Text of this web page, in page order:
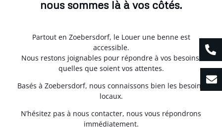
nous sommes là à vos côtés.
Partout en Zoebersdorf, le Louer une benne est
accessible.
Nous restons joignables pour répondre à vos besoins,
quelles que soient vos attentes.
Basés à Zoebersdorf, nous connaissons bien les besoins
locaux.
N’hésitez pas à nous contacter, nous vous répondrons
immédiatement.